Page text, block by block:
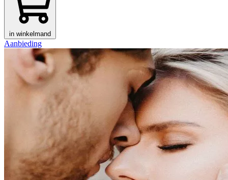
in winkelmand
Aanbieding